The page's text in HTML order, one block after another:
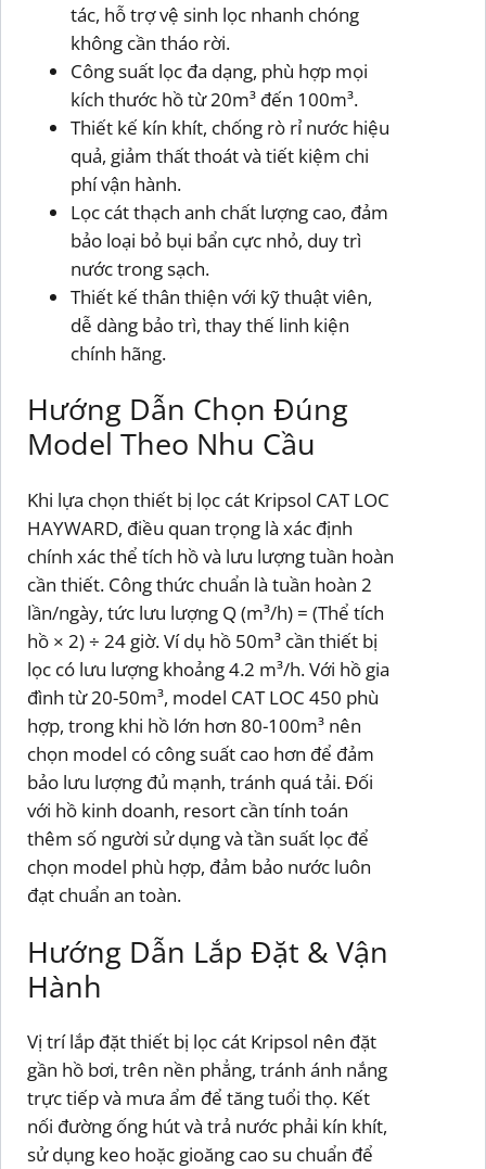
tác, hỗ trợ vệ sinh lọc nhanh chóng
không cần tháo rời.
Công suất lọc đa dạng, phù hợp mọi
kích thước hồ từ 20m³ đến 100m³.
Thiết kế kín khít, chống rò rỉ nước hiệu
quả, giảm thất thoát và tiết kiệm chi
phí vận hành.
Lọc cát thạch anh chất lượng cao, đảm
bảo loại bỏ bụi bẩn cực nhỏ, duy trì
nước trong sạch.
Thiết kế thân thiện với kỹ thuật viên,
dễ dàng bảo trì, thay thế linh kiện
chính hãng.
Hướng Dẫn Chọn Đúng
Model Theo Nhu Cầu
Khi lựa chọn thiết bị lọc cát Kripsol CAT LOC
HAYWARD, điều quan trọng là xác định
chính xác thể tích hồ và lưu lượng tuần hoàn
cần thiết. Công thức chuẩn là tuần hoàn 2
lần/ngày, tức lưu lượng Q (m³/h) = (Thể tích
hồ × 2) ÷ 24 giờ. Ví dụ hồ 50m³ cần thiết bị
lọc có lưu lượng khoảng 4.2 m³/h. Với hồ gia
đình từ 20-50m³, model CAT LOC 450 phù
hợp, trong khi hồ lớn hơn 80-100m³ nên
chọn model có công suất cao hơn để đảm
bảo lưu lượng đủ mạnh, tránh quá tải. Đối
với hồ kinh doanh, resort cần tính toán
thêm số người sử dụng và tần suất lọc để
chọn model phù hợp, đảm bảo nước luôn
đạt chuẩn an toàn.
Hướng Dẫn Lắp Đặt & Vận
Hành
Vị trí lắp đặt thiết bị lọc cát Kripsol nên đặt
gần hồ bơi, trên nền phẳng, tránh ánh nắng
trực tiếp và mưa ẩm để tăng tuổi thọ. Kết
nối đường ống hút và trả nước phải kín khít,
sử dụng keo hoặc gioăng cao su chuẩn để